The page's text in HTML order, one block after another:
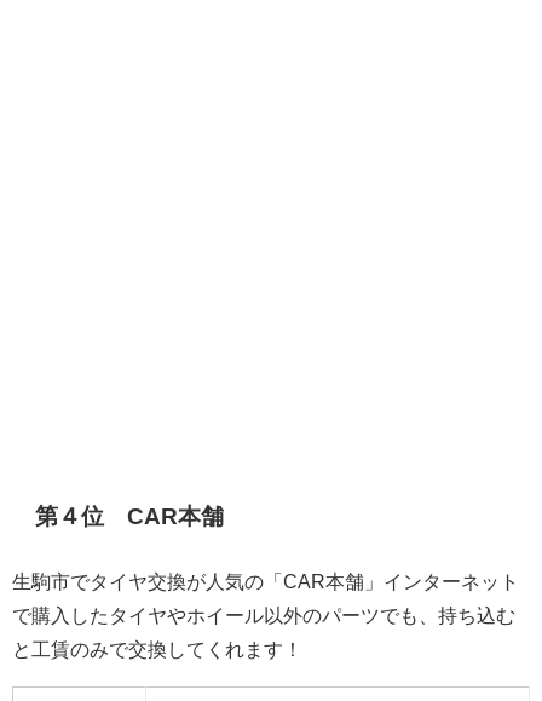
第４位 CAR本舗
生駒市でタイヤ交換が人気の「CAR本舗」インターネット
で購入したタイヤやホイール以外のパーツでも、持ち込む
と工賃のみで交換してくれます！